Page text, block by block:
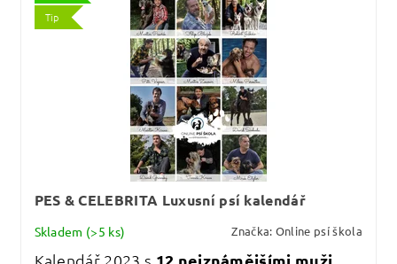
Tip
PES & CELEBRITA Luxusní psí kalendář
Skladem (>5 ks) Značka: Online psí škola
Kalendář 2023 s 12 nejznámějšími muži